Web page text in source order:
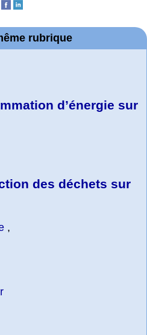
rubrique
d’énergie sur
des déchets sur
,